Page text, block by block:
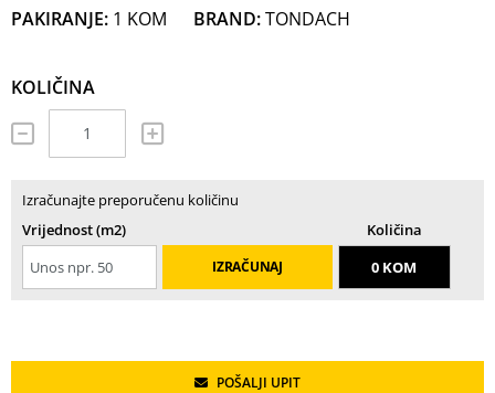
PAKIRANJE: 1 KOM BRAND:TONDACH
KOLIČINA
Izračunajte preporučenu količinu
Vrijednost (m2)
IZRAČUNAJ
Količina
POŠALJI UPIT